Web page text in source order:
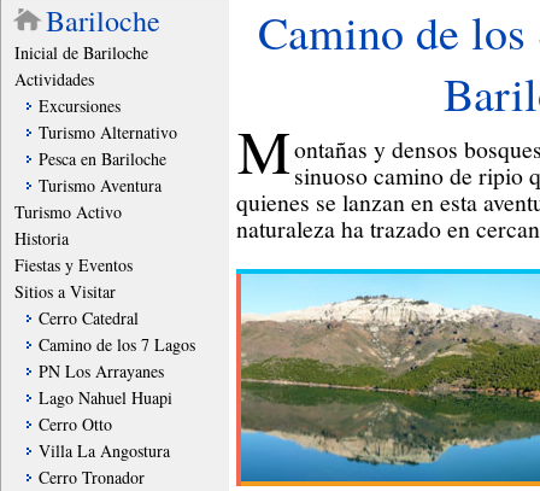
Bariloche
Inicial de Bariloche
Actividades
Excursiones
Turismo Alternativo
Pesca en Bariloche
Turismo Aventura
Turismo Activo
Historia
Fiestas y Eventos
Sitios a Visitar
Cerro Catedral
Camino de los 7 Lagos
PN Los Arrayanes
Lago Nahuel Huapi
Cerro Otto
Villa La Angostura
Cerro Tronador
Camino de
Montañas y densos
sinuoso camino de ripio
quienes se lanzan en esta
naturaleza ha trazado en